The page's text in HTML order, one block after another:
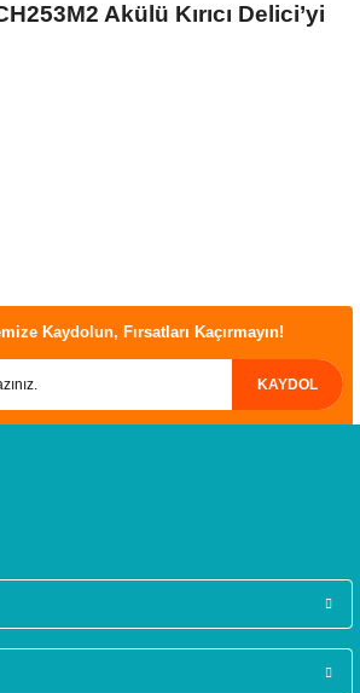
Akülü Kırıcı Delici’yi
teslimat ile alışveriş keyfi İkmal'de!
verilmektedir.
ALIŞVERİŞ
sertifikası ile korunmaktadır.
Kaydolun, Fırsatları Kaçırmayın!
KAYDOL